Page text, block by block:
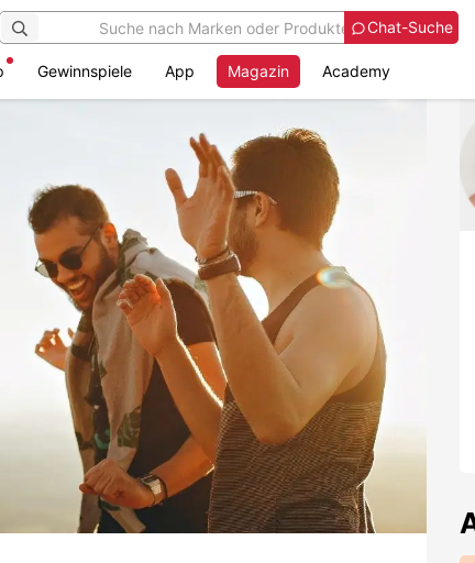
Chat-Suche
Gewinnspiele App Magazin Academy